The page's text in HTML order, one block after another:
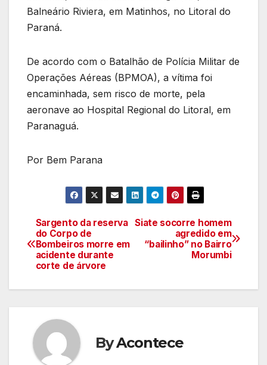
Balneário Riviera, em Matinhos, no Litoral do
Paraná.
De acordo com o Batalhão de Polícia Militar de
Operações Aéreas (BPMOA), a vítima foi
encaminhada, sem risco de morte, pela
aeronave ao Hospital Regional do Litoral, em
Paranaguá.
Por Bem Parana
Navegação
de
Siate socorre homem
agredido em
“bailinho” no Bairro
Morumbi
Sargento da reserva
do Corpo de
Bombeiros morre em
acidente durante
corte de árvore
ByAcontece